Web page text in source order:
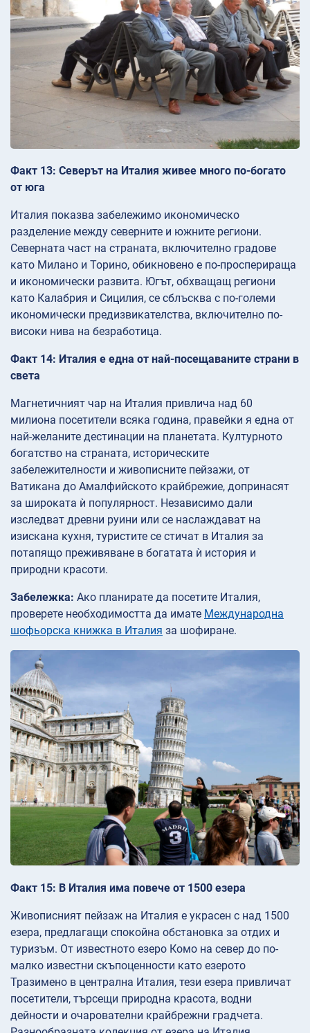
Факт 13: Северът на Италия живее много по-богато
от юга
Италия показва забележимо икономическо
разделение между северните и южните региони.
Северната част на страната, включително градове
като Милано и Торино, обикновено е по-просперираща
и икономически развита. Югът, обхващащ региони
като Калабрия и Сицилия, се сблъсква с по-големи
икономически предизвикателства, включително по-
високи нива на безработица.
Факт 14: Италия е една от най-посещаваните страни в
света
Магнетичният чар на Италия привлича над 60
милиона посетители всяка година, правейки я една от
най-желаните дестинации на планетата. Културното
богатство на страната, историческите
забележителности и живописните пейзажи, от
Ватикана до Амалфийското крайбрежие, допринасят
за широката ѝ популярност. Независимо дали
изследват древни руини или се наслаждават на
изискана кухня, туристите се стичат в Италия за
потапящо преживяване в богатата ѝ история и
природни красоти.
Забележка: Ако планирате да посетите Италия,
проверете необходимостта да имате Международна
шофьорска книжка в Италия за шофиране.
Факт 15: В Италия има повече от 1500 езера
Живописният пейзаж на Италия е украсен с над 1500
езера, предлагащи спокойна обстановка за отдих и
туризъм. От известното езеро Комо на север до по-
малко известни скъпоценности като езерото
Тразимено в централна Италия, тези езера привличат
посетители, търсещи природна красота, водни
дейности и очарователни крайбрежни градчета.